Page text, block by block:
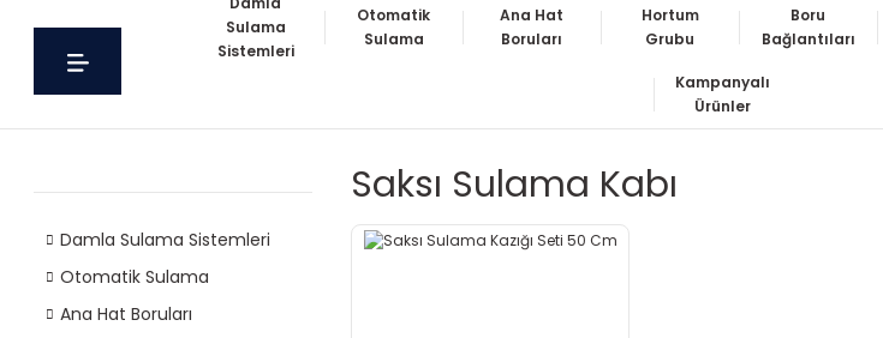
Sulama
Sistemleri
Otomatik
Sulama
Ana Hat
Boruları
Hortum
Grubu
Boru
Bağlantıları
Kampanyalı
Ürünler
Damla Sulama Sistemleri
Otomatik Sulama
Ana Hat Boruları
Saksı Sulama Kabı